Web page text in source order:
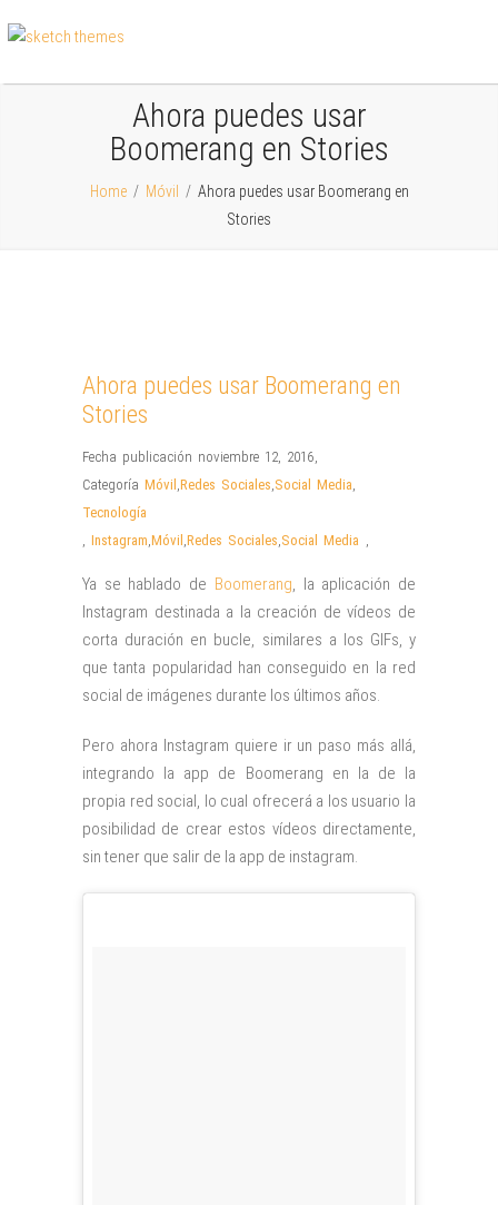
Ahora puedes usar
Boomerang en Stories
Home / Móvil / Ahora puedes usar Boomerang en
Stories
Ahora puedes usar Boomerang en
Stories
Fecha publicación noviembre 12, 2016,
Categoría Móvil ,Redes Sociales,Social Media,
Tecnología
, Instagram,Móvil ,Redes Sociales,Social Media ,
Ya se hablado de Boomerang, la aplicación de
Instagram destinada a la creación de vídeos de
corta duración en bucle, similares a los GIFs, y
que tanta popularidad han conseguido en la red
social de imágenes durante los últimos años.
Pero ahora Instagram quiere ir un paso más allá,
integrando la app de Boomerang en la de la
propia red social, lo cual ofrecerá a los usuario la
posibilidad de crear estos vídeos directamente,
sin tener que salir de la app de instagram.